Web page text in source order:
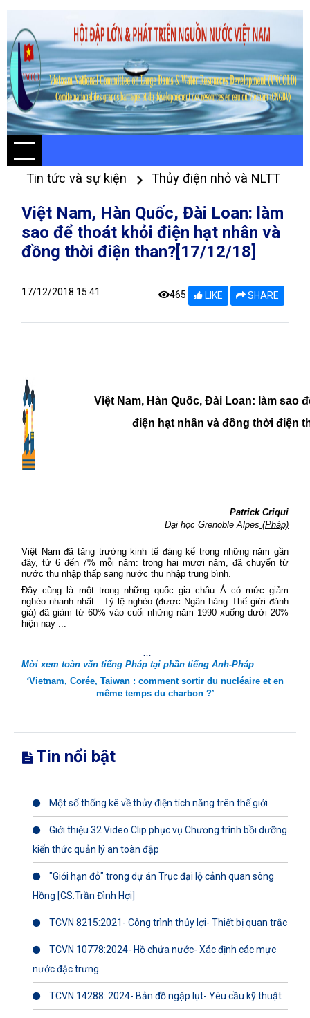
Tin tức và sự kiện Thủy điện nhỏ và NLTT
Việt Nam, Hàn Quốc, Đài Loan: làm
sao để thoát khỏi điện hạt nhân và
đồng thời điện than?[17/12/18]
17/12/2018 15:41 465 LIKE SHARE
Việt Nam, Hàn Quốc, Đài Loan: làm sao
điện hạt nhân và đồng thời điện
Patrick Criqui
Đại học Grenoble Alpes (Pháp)
Việt Nam đã tăng trưởng kinh tế đáng kể trong những năm gần
đây, từ 6 đến 7% mỗi năm: trong hai mươi năm, đã chuyển từ
nước thu nhập thấp sang nước thu nhập trung bình.
Đây cũng là một trong những quốc gia châu Á có mức giảm
nghèo nhanh nhất.. Tỷ lệ nghèo (được Ngân hàng Thế giới đánh
giá) đã giảm từ 60% vào cuối những năm 1990 xuống dưới 20%
hiện nay ...
…
Mời xem toàn văn tiếng Pháp tại phần tiếng Anh-Pháp
‘Vietnam, Corée, Taiwan : comment sortir du nucléaire et en
même temps du charbon ?’
Tin nổi bật
Một số thống kê về thủy điện tích năng trên thế giới
Giới thiệu 32 Video Clip phục vụ Chương trình bồi dưỡng
kiến thức quản lý an toàn đập
"Giới hạn đỏ" trong dự án Trục đại lộ cảnh quan sông
Hồng [GS.Trần Đình Hợi]
TCVN 8215:2021- Công trình thủy lợi- Thiết bị quan trắc
TCVN 10778:2024- Hồ chứa nước- Xác định các mực
nước đặc trưng
TCVN 14288: 2024- Bản đồ ngập lụt- Yêu cầu kỹ thuật